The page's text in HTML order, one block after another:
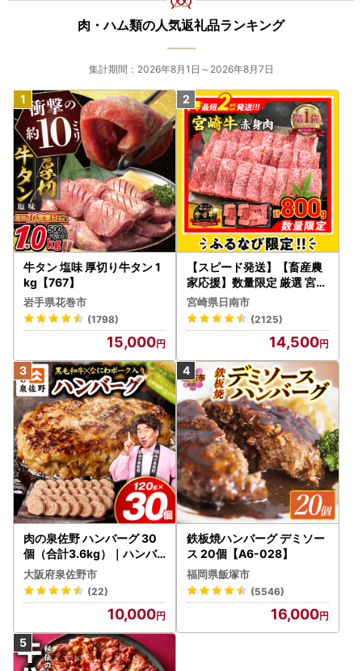
肉・ハム類の人気返礼品ランキング
集計期間：2026年8月1日～2026年8月7日
牛タン 塩味 厚切り牛タン 1
kg【767】
岩手県花巻市
(1798)
15,000
【スピード発送】【畜産農
家応援】数量限定 厳選 宮崎
牛 赤身 焼肉 計800g FN-Li
mited-PR_BDV5-26-2W
宮崎県日南市
(2125)
14,500
肉の泉佐野 ハンバーグ 30
個（合計3.6kg）｜ハンバ
ーグ 訳あり 黒毛和牛×なに
わポーク
大阪府泉佐野市
(22)
10,000
鉄板焼ハンバーグ デミソー
ス 20個【A6-028】
福岡県飯塚市
(5546)
16,000